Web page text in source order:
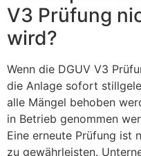
V3 Prüfung
wird?
Wenn die DGUV V3
die Anlage sofort
alle Mängel behoben
in Betrieb genommen
Eine erneute Prüfung ist
zu gewährleisten.